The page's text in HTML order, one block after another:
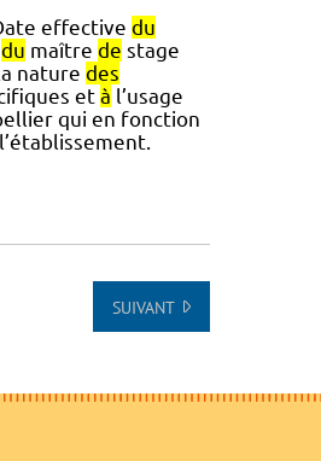
effective du
du maître de stage
nature des
et à l’usage
qui en fonction
l’établissement.
SUIVANT